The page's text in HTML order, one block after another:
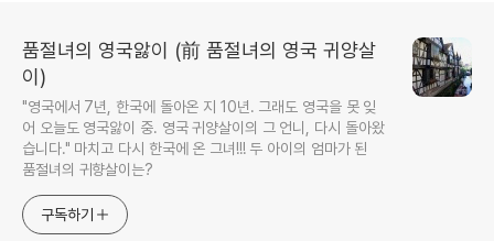
품절녀의 영국앓이 (前 품절녀의 영국 귀양살
이)
"영국에서 7년, 한국에 돌아온 지 10년. 그래도 영국을 못 잊
어 오늘도 영국앓이 중. 영국 귀양살이의 그 언니, 다시 돌아왔
습니다." 마치고 다시 한국에 온 그녀!!! 두 아이의 엄마가 된
품절녀의 귀향살이는?
구독하기